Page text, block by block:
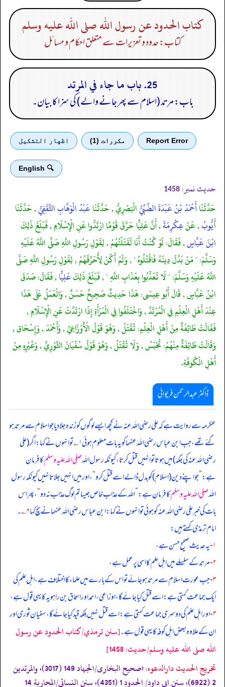
كتاب الحدود عن رسول الله صلى الله عليه وسلم
کتاب: حدود و تعزیرات سے متعلق احکام و مسائل
25. باب ما جاء في المرتد
باب: مرتد (اسلام سے پھر جانے والے) کی سزا کا بیان۔
Report Error مكررات (1) اظهار التشكيل
🔍 English
حدیث نمبر: 1458
حَدَّثَنَاأَحْمَدُ بْنُ عَبْدَةَ الضَّبِّيُّالْبَصْرِيُّ , حَدَّثَنَاعَبْدُ الْوَهَّابِ الثَّقَفِيُّ, حَدَّثَنَا
أَيُّوبُ, عَنْعِكْرِمَةَ, أَنَّ عَلِيًّا حَرَّقَ قَوْمًا ارْتَدُّوا عَنِ الْإِسْلَامِ , فَبَلَغَ ذَلِكَ
ابْنَ عَبَّاسٍ, فَقَالَ: لَوْ كُنْتُ أَنَا لَقَتَلْتُهُمْ , لِقَوْلِ رَسُولِ اللَّهِ صَلَّى اللَّهُ عَلَيْهِ
وَسَلَّمَ: " مَنْ بَدَّلَ دِينَهُ فَاقْتُلُوهُ " , وَلَمْ أَكُنْ لِأُحَرِّقَهُمْ , لِقَوْلِ رَسُولِ اللَّهِ صَلَّى
اللَّهُ عَلَيْهِ وَسَلَّمَ: " لَا تُعَذِّبُوا بِعَذَابِ اللَّهِ " , فَبَلَغَ ذَلِكَعَلِيًّا, فَقَالَ: صَدَقَ
ابْنُ عَبَّاسٍ , قَالَ أَبُو عِيسَى: هَذَا حَدِيثٌ صَحِيحٌ حَسَنٌ , وَالْعَمَلُ عَلَى هَذَا
عِنْدَ أَهْلِ الْعِلْمِ فِي الْمُرْتَدِّ , وَاخْتَلَفُوا فِي الْمَرْأَةِ إِذَا ارْتَدَّتْ عَنِ الْإِسْلَامِ ,
فَقَالَتْ طَائِفَةٌ مِنْ أَهْلِ الْعِلْمِ: تُقْتَلُ , وَهُوَ قَوْلُ الْأَوْزَاعِيِّ , وَأَحْمَدَ , وَإِسْحَاق ,
وَقَالَتْ طَائِفَةٌ مِنْهُمْ: تُحْبَسُ , وَلَا تُقْتَلُ , وَهُوَ قَوْلُ سُفْيَانَ الثَّوْرِيِّ , وَغَيْرِهِ مِنْ
أَهْلِ الْكُوفَةِ.
ڈاکٹر عبدالرحمٰن فریوائی
عکرمہ سے روایت ہے کہعلی رضی الله عنہ نے کچھ ایسے لوگوں کو زندہ جلا دیا جو اسلام سے مرتد ہو
گئے تھے، جب ابن عباس رضی الله عنہما کو یہ بات معلوم ہوئی۱؎ تو انہوں نے کہا: اگر (علی
رضی الله عنہ کی جگہ) میں ہوتا تو انہیں قتل کرتا، کیونکہ رسول اللہصلی اللہ علیہ وسلمکا فرمان
ہے:”جو اپنے دین (اسلام) کو بدل ڈالے اسے قتل کرو“، اور میں انہیں جلاتا نہیں کیونکہ رسول
اللہصلی اللہ علیہ وسلمکا فرمان ہے:”اللہ کے عذاب خاص جیسا تم لوگ عذاب نہ دو“، پھر اس
بات کی خبر علی رضی الله عنہ کو ہوئی تو انہوں نے کہا: ابن عباس رضی الله عنہما نے سچ کہا۲؎ ۔
امام ترمذی کہتے ہیں:
۱- یہ حدیث صحیح حسن ہے،
۲- مرتد کے سلسلے میں اہل علم کا اسی پر عمل ہے،
۳- جب عورت اسلام سے مرتد ہو جائے تو اس کے بارے میں علماء کا اختلاف ہے، اہل علم کی
ایک جماعت کہتی ہے: اسے قتل کیا جائے گا، اوزاعی، احمد اور اسحاق بن راہویہ کا یہی قول ہے،
۴- اور اہل علم کی دوسری جماعت کہتی ہے: اسے قتل نہیں بلکہ قید کیا جائے گا، سفیان ثوری اور
ان کے علاوہ بعض اہل کوفہ کا یہی قول ہے۔[سنن ترمذي/كتاب الحدود عن رسول
الله صلى الله عليه وسلم/حدیث: 1458]
تخریج الحدیث دارالدعوہ:
«صحیح البخاری/الجہاد 149 (3017)، والمرتدین
2 (6922)، سنن ابی داود/ الحدود 1 (4351)، سنن النسائی/المحاربة 14